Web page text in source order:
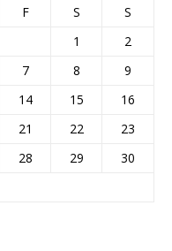
F S
S
1
2
7 8
9
14 15
16
21 22
23
28 29
30